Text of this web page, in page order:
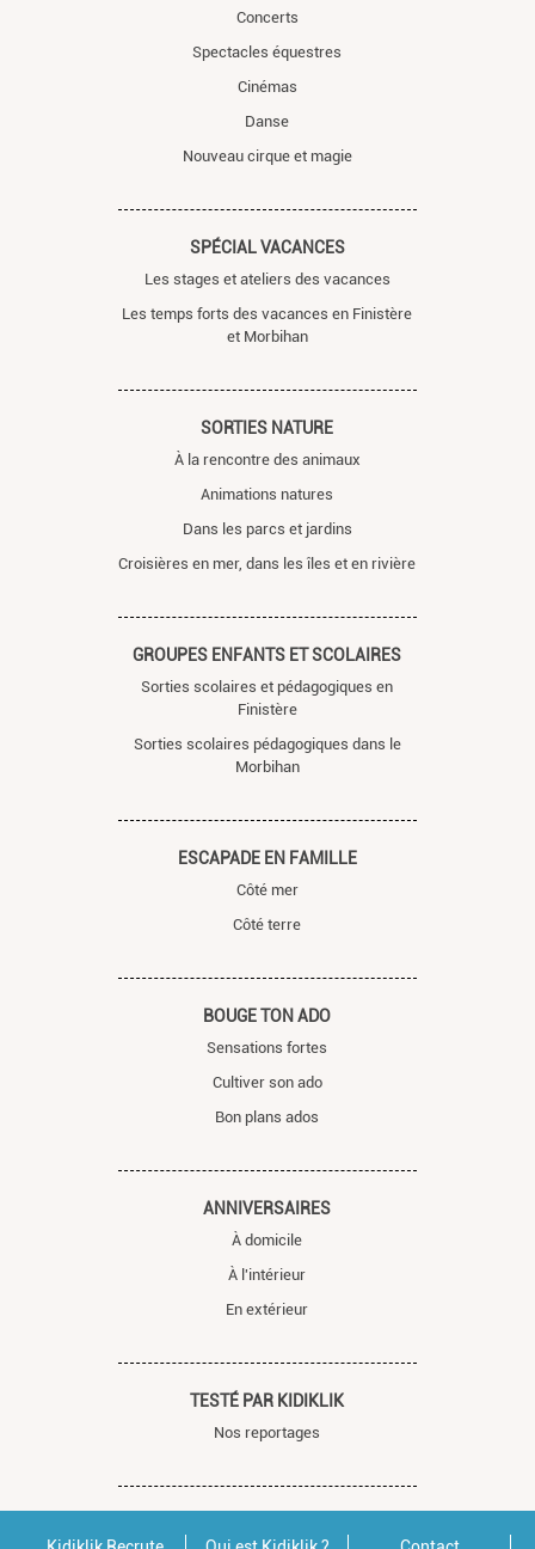
Concerts
Spectacles équestres
Cinémas
Danse
Nouveau cirque et magie
SPÉCIAL VACANCES
Les stages et ateliers des vacances
Les temps forts des vacances en Finistère
et Morbihan
SORTIES NATURE
À la rencontre des animaux
Animations natures
Dans les parcs et jardins
Croisières en mer, dans les îles et en rivière
GROUPES ENFANTS ET SCOLAIRES
Sorties scolaires et pédagogiques en
Finistère
Sorties scolaires pédagogiques dans le
Morbihan
ESCAPADE EN FAMILLE
Côté mer
Côté terre
BOUGE TON ADO
Sensations fortes
Cultiver son ado
Bon plans ados
ANNIVERSAIRES
À domicile
À l'intérieur
En extérieur
TESTÉ PAR KIDIKLIK
Nos reportages